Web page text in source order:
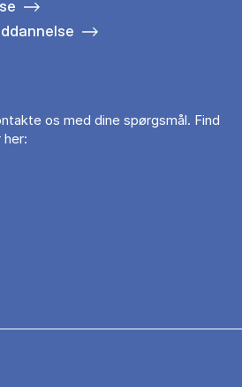
os med dine spørgsmål. Find